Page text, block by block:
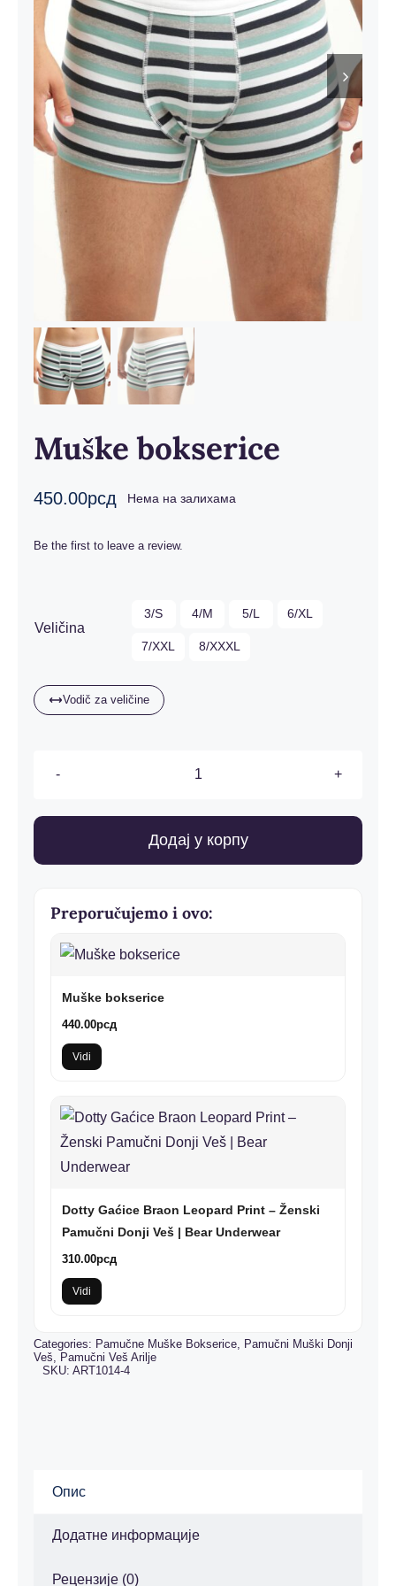
Kontakt
Muške bokserice
450.00рсд Нема на залихама
Be the first to leave a review.
Veličina
3/S 4/M 5/L 6/XL
7/XXL 8/XXXL
Vodič za veličine
количина
Додај у корпу
Preporučujemo i ovo:
Muške bokserice
440.00рсд
Vidi
Dotty Gaćice Braon Leopard Print – Ženski
Pamučni Donji Veš | Bear Underwear
310.00рсд
Vidi
Categories: Pamučne Muške Bokserice, Pamučni Muški Donji
Veš, Pamučni Veš Arilje
SKU: ART1014-4
Опис
Додатне информације
Рецензије (0)